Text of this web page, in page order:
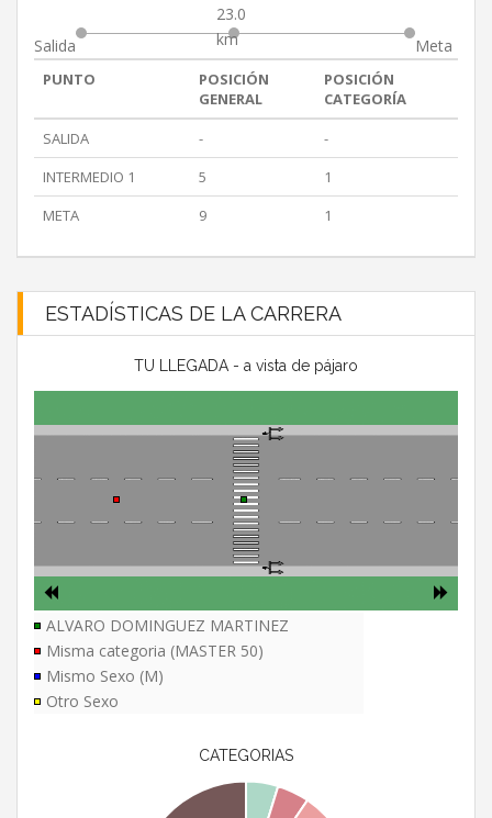
Salida
23.0
km
Meta
PUNTO
POSICIÓN
GENERAL
POSICIÓN
CATEGORÍA
SALIDA
-
-
INTERMEDIO 1
5
1
META
9 1
ESTADÍSTICAS DE LA CARRERA
TU LLEGADA - a vista de pájaro
ALVARO DOMINGUEZ MARTINEZ
Misma categoria (MASTER 50)
Mismo Sexo (M)
Otro Sexo
CATEGORIAS